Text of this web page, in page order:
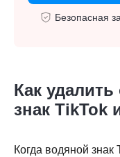
Безопасная
Как
знак TikTok
Когда водяной